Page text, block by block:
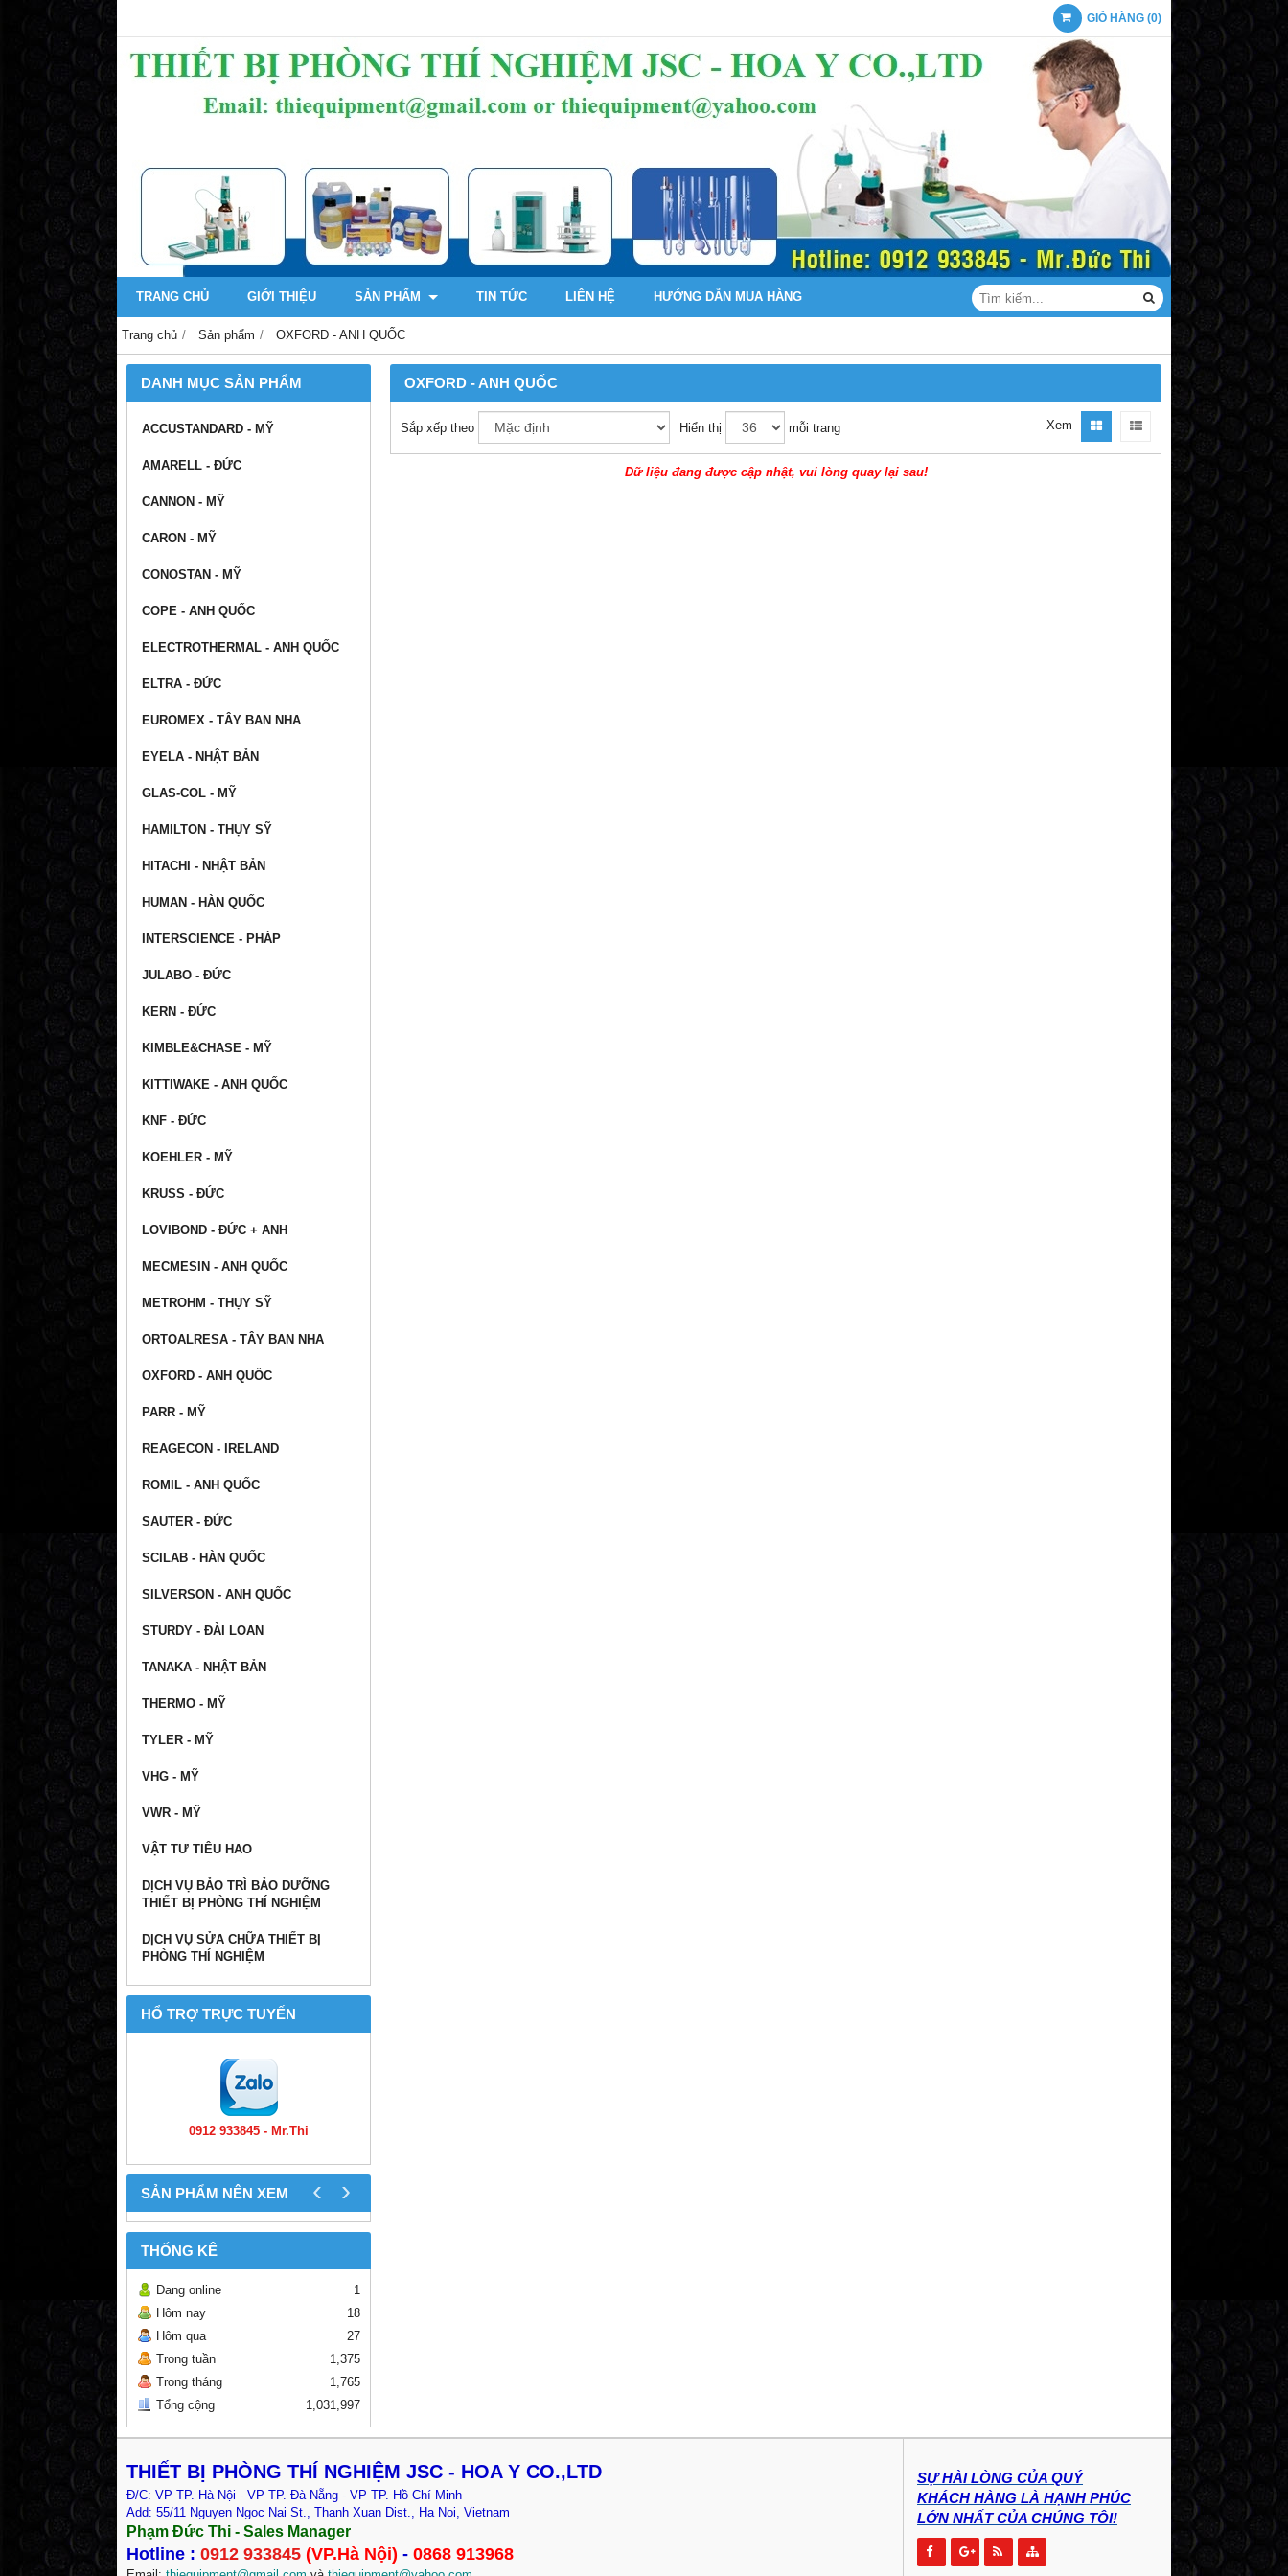
GIỎ HÀNG (0)
TRANG CHỦ GIỚI THIỆU SẢN PHẨM TIN TỨC LIÊN HỆ HƯỚNG DẪN MUA HÀNG
Trang chủ Sản phẩm OXFORD - ANH QUỐC
DANH MỤC SẢN PHẨM
ACCUSTANDARD - MỸ
AMARELL - ĐỨC
CANNON - MỸ
CARON - MỸ
CONOSTAN - MỸ
COPE - ANH QUỐC
ELECTROTHERMAL - ANH QUỐC
ELTRA - ĐỨC
EUROMEX - TÂY BAN NHA
EYELA - NHẬT BẢN
GLAS-COL - MỸ
HAMILTON - THỤY SỸ
HITACHI - NHẬT BẢN
HUMAN - HÀN QUỐC
INTERSCIENCE - PHÁP
JULABO - ĐỨC
KERN - ĐỨC
KIMBLE&CHASE - MỸ
KITTIWAKE - ANH QUỐC
KNF - ĐỨC
KOEHLER - MỸ
KRUSS - ĐỨC
LOVIBOND - ĐỨC + ANH
MECMESIN - ANH QUỐC
METROHM - THỤY SỸ
ORTOALRESA - TÂY BAN NHA
OXFORD - ANH QUỐC
PARR - MỸ
REAGECON - IRELAND
ROMIL - ANH QUỐC
SAUTER - ĐỨC
SCILAB - HÀN QUỐC
SILVERSON - ANH QUỐC
STURDY - ĐÀI LOAN
TANAKA - NHẬT BẢN
THERMO - MỸ
TYLER - MỸ
VHG - MỸ
VWR - MỸ
VẬT TƯ TIÊU HAO
DỊCH VỤ BẢO TRÌ BẢO DƯỠNG
THIẾT BỊ PHÒNG THÍ NGHIỆM
DỊCH VỤ SỬA CHỮA THIẾT BỊ
PHÒNG THÍ NGHIỆM
HỔ TRỢ TRỰC TUYẾN
0912 933845 - Mr.Thi
SẢN PHẨM NÊN XEM ‹ ›
THỐNG KÊ
Đang online
1
Hôm nay
18
Hôm qua
27
Trong tuần
1,375
Trong tháng
1,765
Tổng cộng
1,031,997
OXFORD - ANH QUỐC
Sắp xếp theo Hiển thị mỗi trang Xem
Dữ liệu đang được cập nhật, vui lòng quay lại sau!
THIẾT BỊ PHÒNG THÍ NGHIỆM JSC - HOA Y CO.,LTD
Đ/C: VP TP. Hà Nội - VP TP. Đà Nẵng - VP TP. Hồ Chí Minh
Add: 55/11 Nguyen Ngoc Nai St., Thanh Xuan Dist., Ha Noi, Vietnam
Phạm Đức Thi - Sales Manager
Hotline : 0912 933845 (VP.Hà Nội) - 0868 913968
SỰ HÀI LÒNG CỦA QUÝ
KHÁCH HÀNG LÀ HẠNH PHÚC
LỚN NHẤT CỦA CHÚNG TÔI!